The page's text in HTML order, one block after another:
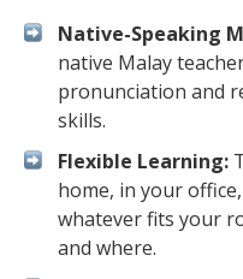
Native-Speaking
native Malay
pronunciation and
skills.
Flexible Learning:
home, in your
whatever fits your
and where.